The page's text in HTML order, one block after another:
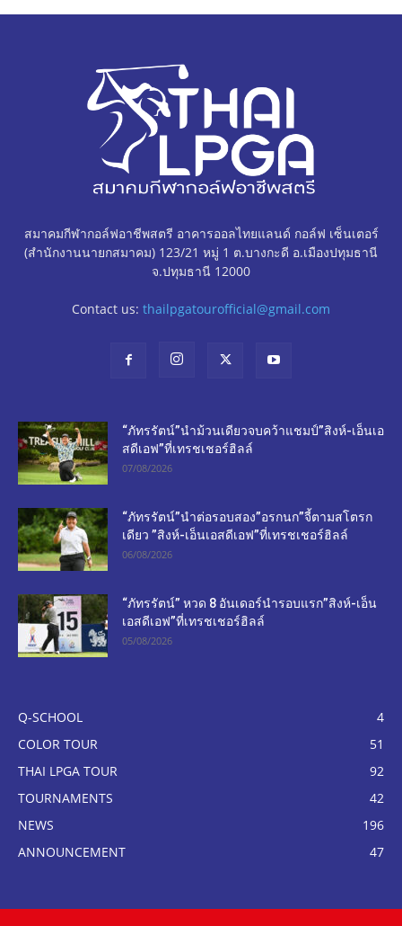
สมาคมกีฬากอล์ฟอาชีพสตรี อาคารออลไทยแลนด์ กอล์ฟ เซ็นเตอร์
(สำนักงานนายกสมาคม) 123/21 หมู่ 1 ต.บางกะดี อ.เมืองปทุมธานี
จ.ปทุมธานี 12000
Contact us: thailpgatourofficial@gmail.com
“ภัทรรัตน์”นำม้วนเดียวจบคว้าแชมป์”สิงห์-เอ็นเอ
สดีเอฟ”ที่เทรชเชอร์ฮิลล์
07/08/2026
“ภัทรรัตน์”นำต่อรอบสอง”อรกนก”จี้ตามสโตรก
เดียว ”สิงห์-เอ็นเอสดีเอฟ”ที่เทรชเชอร์ฮิลล์
06/08/2026
“ภัทรรัตน์” หวด 8 อันเดอร์นำรอบแรก”สิงห์-เอ็น
เอสดีเอฟ”ที่เทรชเชอร์ฮิลล์
05/08/2026
Q-SCHOOL
4
COLOR TOUR
51
THAI LPGA TOUR
92
TOURNAMENTS
42
NEWS
196
ANNOUNCEMENT
47